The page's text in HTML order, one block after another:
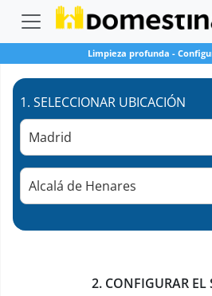
Limpieza profunda -
1. SELECCIONAR UBICACIÓN
Madrid
Alcalá de Henares
2. CONFIGURAR EL